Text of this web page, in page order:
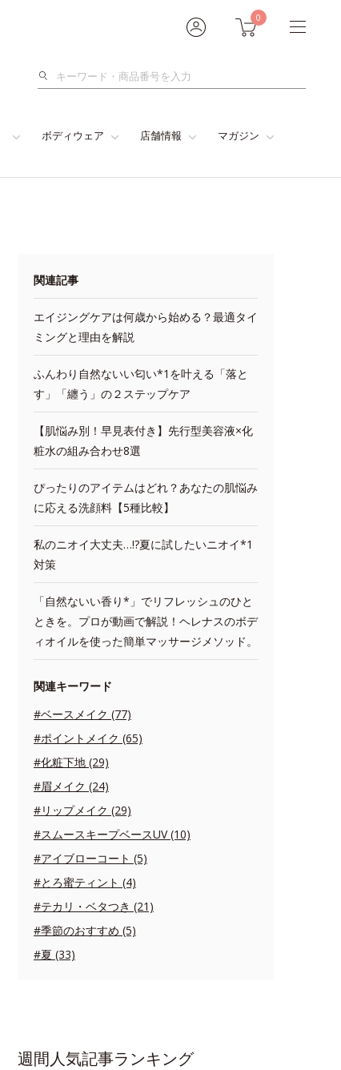
0
検
ボディウェア 店舗情報 マガジン
関連記事
エイジングケアは何歳から始める？最適タイ
ミングと理由を解説
ふんわり自然ないい匂い*1を叶える「落と
す」「纏う」の２ステップケア
【肌悩み別！早見表付き】先行型美容液×化
粧水の組み合わせ8選
ぴったりのアイテムはどれ？あなたの肌悩み
に応える洗顔料【5種比較】
私のニオイ大丈夫…!?夏に試したいニオイ*1
対策
「自然ないい香り*」でリフレッシュのひと
ときを。プロが動画で解説！ヘレナスのボデ
ィオイルを使った簡単マッサージメソッド。
関連キーワード
#ベースメイク (77)
#ポイントメイク (65)
#化粧下地 (29)
#眉メイク (24)
#リップメイク (29)
#スムースキープベースUV (10)
#アイブローコート (5)
#とろ蜜ティント (4)
#テカリ・ベタつき (21)
#季節のおすすめ (5)
#夏 (33)
週間人気記事ランキング